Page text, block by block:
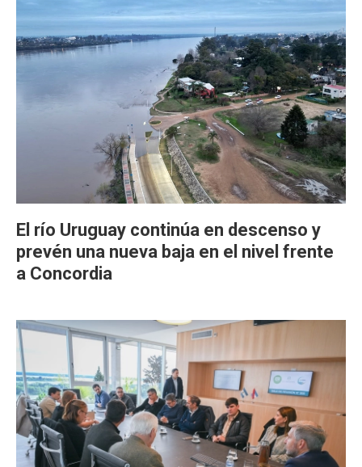
El río Uruguay continúa en descenso y
prevén una nueva baja en el nivel frente
a Concordia